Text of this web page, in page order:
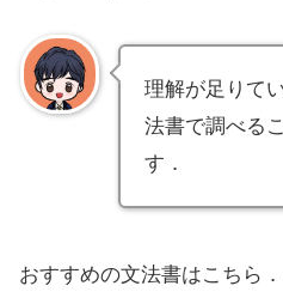
理解が足りて
法書で調べる
す．
おすすめの文法書はこちら